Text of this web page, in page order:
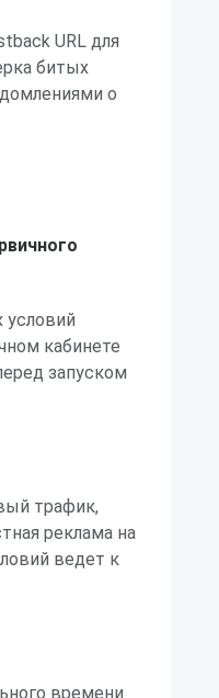
URL для
битых
о
условий
кабинете
запуском
трафик,
реклама на
ведет к
времени